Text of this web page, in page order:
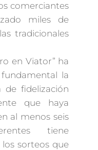
comerciantes
miles de
tradicionales
en Viator” ha
la
fidelización
que haya
al menos seis
tiene
sorteos que